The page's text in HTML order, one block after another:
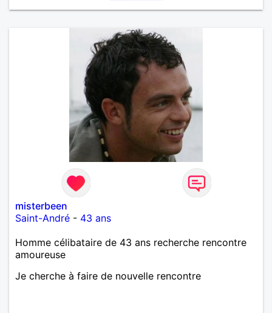
misterbeen
Saint-André - 43 ans
Homme célibataire de 43 ans recherche rencontre
amoureuse
Je cherche à faire de nouvelle rencontre